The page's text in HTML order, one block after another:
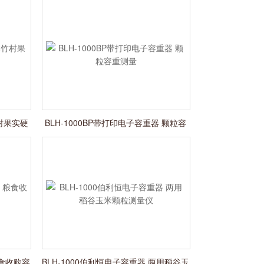
果实硬
BLH-1000BP带打印电子容重器 颗粒容
重测量
收购容 BLH-1000伯利恒电子容重器 两用稻谷玉